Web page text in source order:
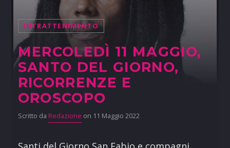
INTRATTENIMENTO
MERCOLEDÌ 11 MAGGIO,
SANTO DEL GIORNO,
RICORRENZE E
OROSCOPO
Scritto da Redazione on 11 Maggio 2022